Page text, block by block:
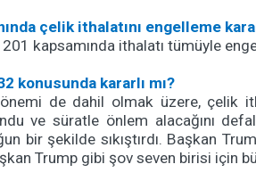
çelik ithalatını engelleme
kapsamında ithalatı tümüyle
konusunda kararlı mı?
de dahil olmak üzere, çelik
ve süratle önlem alacağını
bir şekilde sıkıştırdı. Başkan
Trump gibi şov seven birisi için